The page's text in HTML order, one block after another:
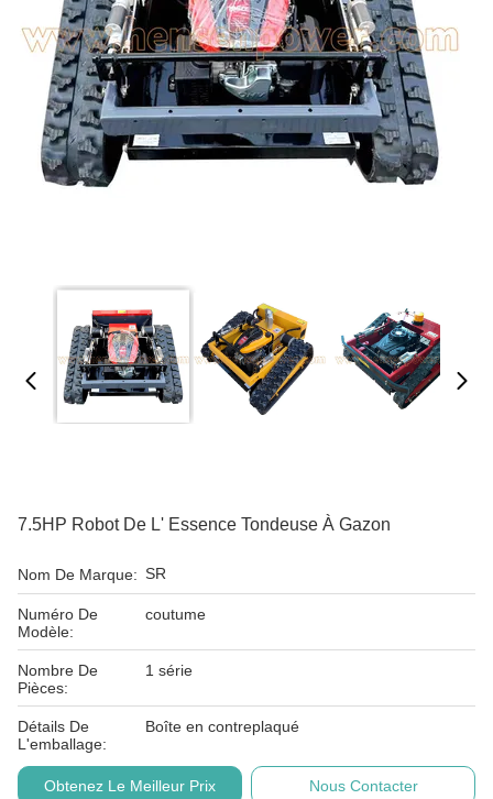
7.5HP Robot De L' Essence Tondeuse À Gazon
Nom De Marque: SR
Numéro De
Modèle:
coutume
Nombre De
Pièces:
1 série
Détails De
L'emballage:
Boîte en contreplaqué
Obtenez Le Meilleur Prix Nous Contacter